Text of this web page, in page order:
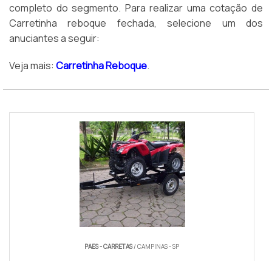
completo do segmento. Para realizar uma cotação de
Carretinha reboque fechada, selecione um dos
anuciantes a seguir:
Veja mais: Carretinha Reboque.
PAES - CARRETAS/ CAMPINAS - SP